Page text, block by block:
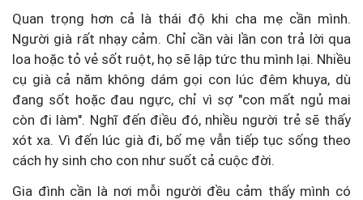
Quan trọng hơn cả là thái độ khi cha mẹ cần mình.
Người già rất nhạy cảm. Chỉ cần vài lần con trả lời qua
loa hoặc tỏ vẻ sốt ruột, họ sẽ lập tức thu mình lại. Nhiều
cụ già cả năm không dám gọi con lúc đêm khuya, dù
đang sốt hoặc đau ngực, chỉ vì sợ "con mất ngủ mai
còn đi làm". Nghĩ đến điều đó, nhiều người trẻ sẽ thấy
xót xa. Vì đến lúc già đi, bố mẹ vẫn tiếp tục sống theo
cách hy sinh cho con như suốt cả cuộc đời.
Gia đình cần là nơi mỗi người đều cảm thấy mình có